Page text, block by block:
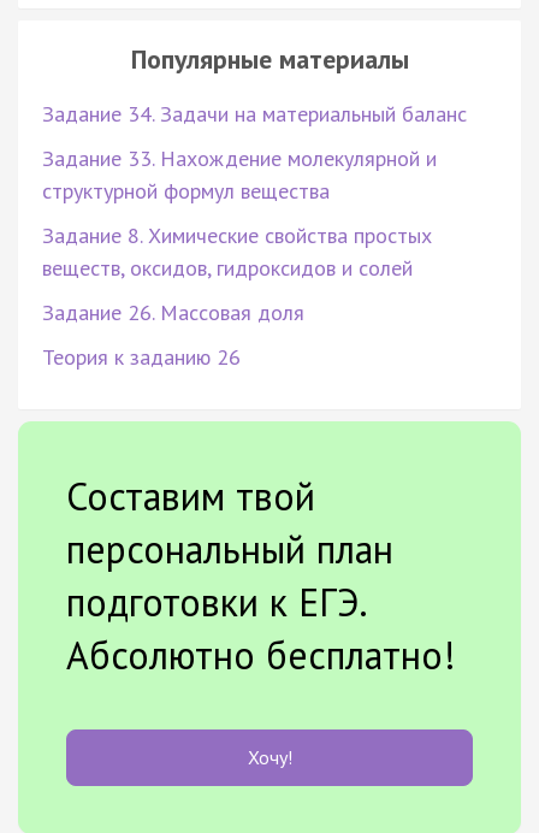
Популярные материалы
Задание 34. Задачи на материальный баланс
Задание 33. Нахождение молекулярной и
структурной формул вещества
Задание 8. Химические свойства простых
веществ, оксидов, гидроксидов и солей
Задание 26. Массовая доля
Теория к заданию 26
Составим твой
персональный план
подготовки к ЕГЭ.
Абсолютно бесплатно!
Хочу!